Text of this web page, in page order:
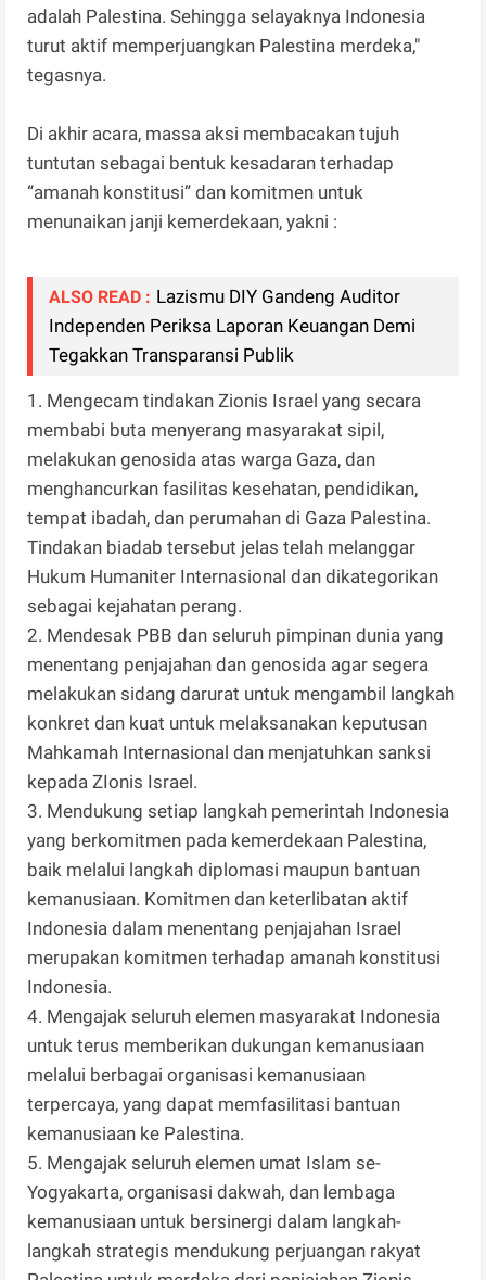
adalah Palestina. Sehingga selayaknya Indonesia
turut aktif memperjuangkan Palestina merdeka,"
tegasnya.
Di akhir acara, massa aksi membacakan tujuh
tuntutan sebagai bentuk kesadaran terhadap
“amanah konstitusi” dan komitmen untuk
menunaikan janji kemerdekaan, yakni :
ALSO READ : Lazismu DIY Gandeng Auditor
Independen Periksa Laporan Keuangan Demi
Tegakkan Transparansi Publik
1. Mengecam tindakan Zionis Israel yang secara
membabi buta menyerang masyarakat sipil,
melakukan genosida atas warga Gaza, dan
menghancurkan fasilitas kesehatan, pendidikan,
tempat ibadah, dan perumahan di Gaza Palestina.
Tindakan biadab tersebut jelas telah melanggar
Hukum Humaniter Internasional dan dikategorikan
sebagai kejahatan perang.
2. Mendesak PBB dan seluruh pimpinan dunia yang
menentang penjajahan dan genosida agar segera
melakukan sidang darurat untuk mengambil langkah
konkret dan kuat untuk melaksanakan keputusan
Mahkamah Internasional dan menjatuhkan sanksi
kepada ZIonis Israel.
3. Mendukung setiap langkah pemerintah Indonesia
yang berkomitmen pada kemerdekaan Palestina,
baik melalui langkah diplomasi maupun bantuan
kemanusiaan. Komitmen dan keterlibatan aktif
Indonesia dalam menentang penjajahan Israel
merupakan komitmen terhadap amanah konstitusi
Indonesia.
4. Mengajak seluruh elemen masyarakat Indonesia
untuk terus memberikan dukungan kemanusiaan
melalui berbagai organisasi kemanusiaan
terpercaya, yang dapat memfasilitasi bantuan
kemanusiaan ke Palestina.
5. Mengajak seluruh elemen umat Islam se-
Yogyakarta, organisasi dakwah, dan lembaga
kemanusiaan untuk bersinergi dalam langkah-
langkah strategis mendukung perjuangan rakyat